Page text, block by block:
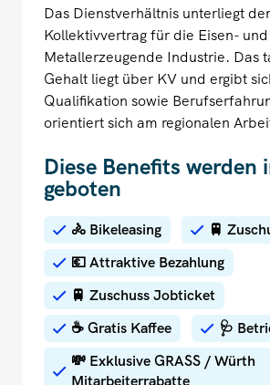
Das Dienstverhältnis unterliegt
Kollektivvertrag für die Eisen- und
Metallerzeugende Industrie. Das
Gehalt liegt über KV und ergibt
Qualifikation sowie
orientiert sich am regionalen
Diese Benefits werden
geboten
🚴 Bikeleasing
🚆
💶 Attraktive Bezahlung
🚆 Zuschuss Jobticket
☕ Gratis Kaffee
🩺
💸 Exklusive GRASS / Würth